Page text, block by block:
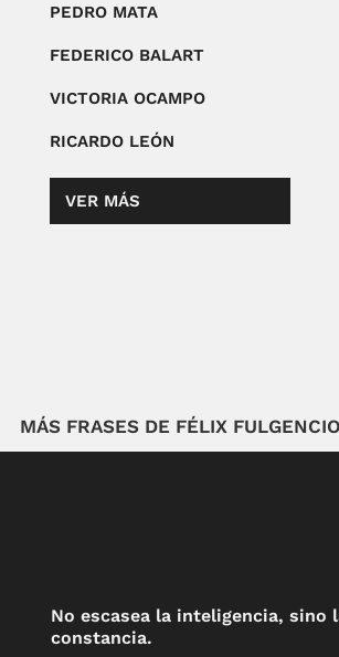
PEDRO MATA
FEDERICO BALART
VICTORIA OCAMPO
RICARDO LEÓN
VER MÁS
MÁS FRASES DE FÉLIX
No escasea la inteligencia, sino
constancia.